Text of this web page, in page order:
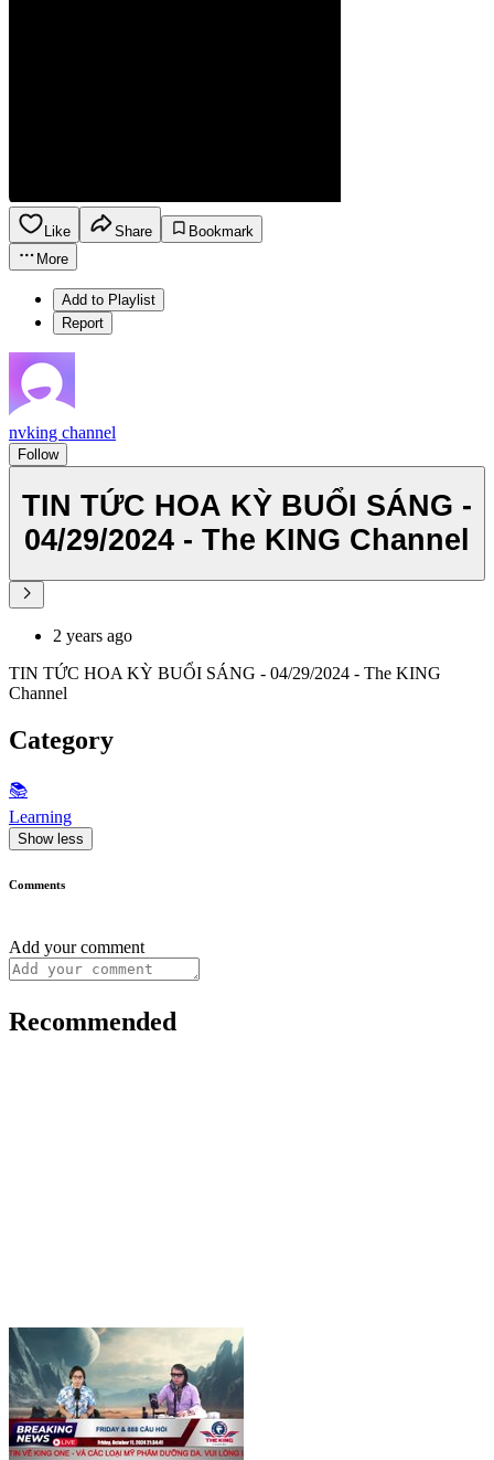
Like Share
Bookmark
More
Add to Playlist
Report
nvking channel
Follow
TIN TỨC HOA KỲ BUỔI SÁNG -
04/29/2024 - The KING Channel
2 years ago
TIN TỨC HOA KỲ BUỔI SÁNG - 04/29/2024 - The KING
Channel
Category
📚
Learning
Show less
Comments
Add your comment
Recommended